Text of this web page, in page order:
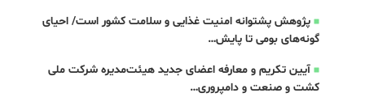
پژوهش پشتوانه امنیت غذایی و سلامت کشور است/ احیای
گونه‌های بومی تا پایش…
آیین تکریم و معارفه اعضای جدید هیئت‌مدیره شرکت ملی
کشت و صنعت و دامپروری…